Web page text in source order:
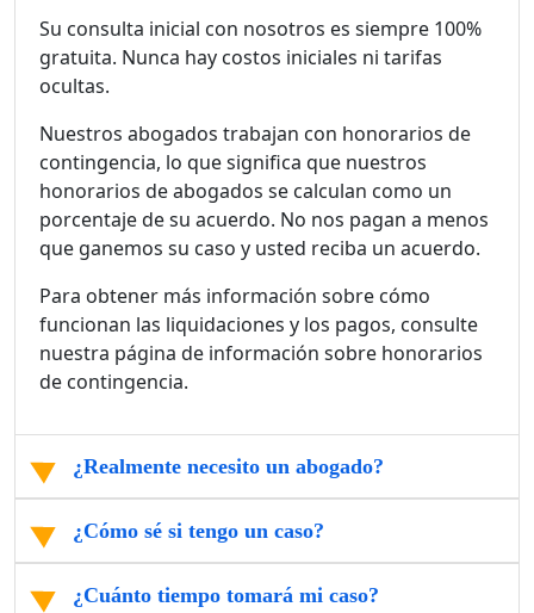
Su consulta inicial con nosotros es siempre 100%
gratuita. Nunca hay costos iniciales ni tarifas
ocultas.
Nuestros abogados trabajan con honorarios de
contingencia, lo que significa que nuestros
honorarios de abogados se calculan como un
porcentaje de su acuerdo. No nos pagan a menos
que ganemos su caso y usted reciba un acuerdo.
Para obtener más información sobre cómo
funcionan las liquidaciones y los pagos, consulte
nuestra página de información sobre honorarios
de contingencia.
¿Realmente necesito un abogado?
¿Cómo sé si tengo un caso?
¿Cuánto tiempo tomará mi caso?